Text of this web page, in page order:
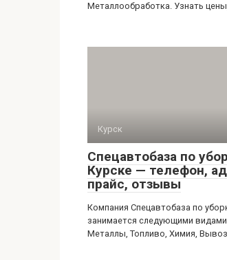
Металлообработка. Узнать
Курск
Спецавтобаза по
Курске — телефон,
прайс, отзывы
Компания Спецавтобаза по
занимается следующими
Металлы, Топливо, Химия, Вывоз